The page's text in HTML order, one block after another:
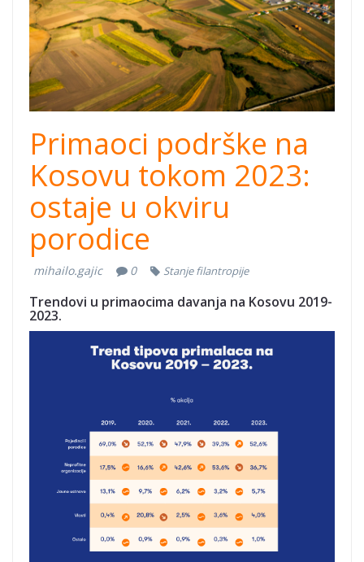
Primaoci podrške na
Kosovu tokom 2023:
ostaje u okviru
porodice
mihailo.gajic 0 Stanje filantropije
Trendovi u primaocima davanja na Kosovu 2019-
2023.